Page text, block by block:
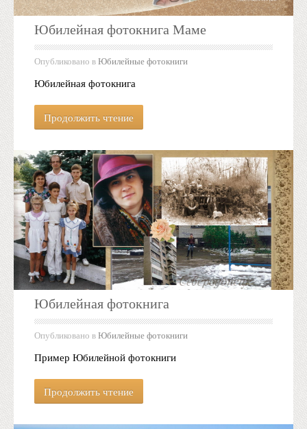
Юбилейная фотокнига Маме
Опубликовано вЮбилейные фотокниги
Юбилейная фотокнига
Продолжить чтение
Юбилейная фотокнига
Опубликовано вЮбилейные фотокниги
Пример Юбилейной фотокниги
Продолжить чтение